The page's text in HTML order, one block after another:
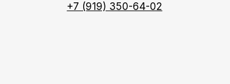
+7 (919) 350-64-02